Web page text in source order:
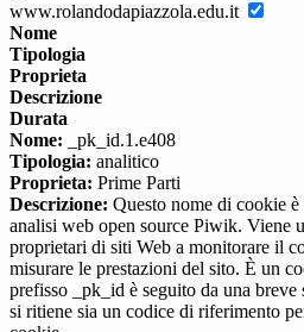
www.rolandodapiazzola.edu.it
Nome
Tipologia
Proprieta
Descrizione
Durata
Nome: _pk_id.1.e408
Tipologia: analitico
Proprieta: Prime Parti
Descrizione: Questo nome di cookie
analisi web open source Piwik. Viene
proprietari di siti Web a monitorare il
misurare le prestazioni del sito. È un
prefisso _pk_id è seguito da una breve
si ritiene sia un codice di riferimento